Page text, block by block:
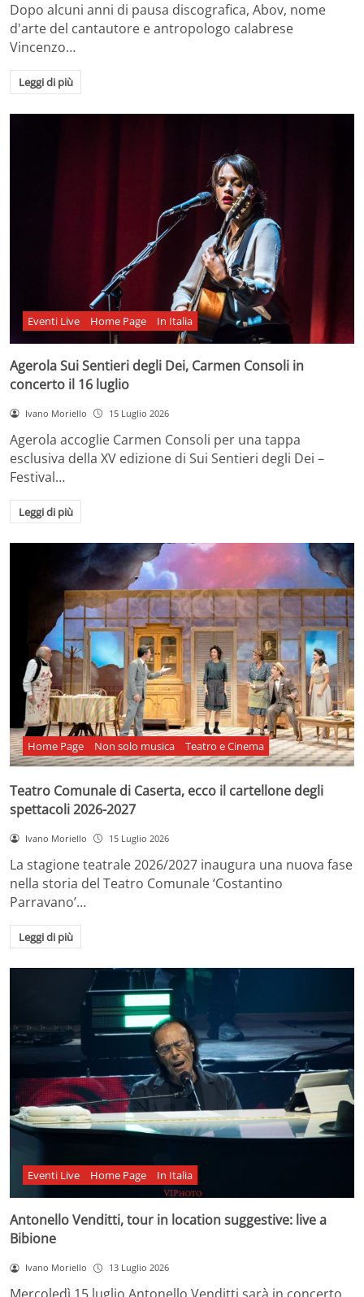
Dopo alcuni anni di pausa discografica, Abov, nome
d'arte del cantautore e antropologo calabrese
Vincenzo…
Leggi di più
Eventi Live Home Page In Italia
Agerola Sui Sentieri degli Dei, Carmen Consoli in
concerto il 16 luglio
Ivano Moriello 15 Luglio 2026
Agerola accoglie Carmen Consoli per una tappa
esclusiva della XV edizione di Sui Sentieri degli Dei –
Festival…
Leggi di più
Home Page Non solo musica Teatro e Cinema
Teatro Comunale di Caserta, ecco il cartellone degli
spettacoli 2026-2027
Ivano Moriello 15 Luglio 2026
La stagione teatrale 2026/2027 inaugura una nuova fase
nella storia del Teatro Comunale ‘Costantino
Parravano’…
Leggi di più
Eventi Live Home Page In Italia
Antonello Venditti, tour in location suggestive: live a
Bibione
Ivano Moriello 13 Luglio 2026